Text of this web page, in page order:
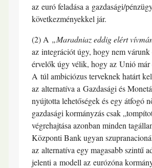
az euró feladása a gazdasági/
következményekkel jár.
(2) A „Maradniaz eddig elért
az integrációt úgy, hogy nem
érvelők úgy vélik, hogy az Unió már
A túl ambiciózus terveknek határt
az alternatíva a Gazdasági és
nyújtotta lehetőségek és egy átfogó
gazdasági kormányzás csak
végrehajtása azonban minden
Központi Bank ugyan
az alternatíva egy magasabb szintű
jelenti a modell az eurózóna